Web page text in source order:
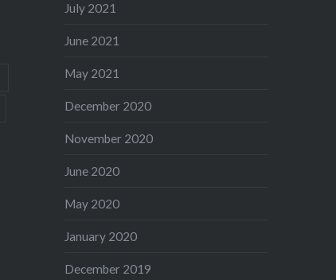
July 2021
June 2021
May 2021
December 2020
November 2020
June 2020
May 2020
January 2020
December 2019